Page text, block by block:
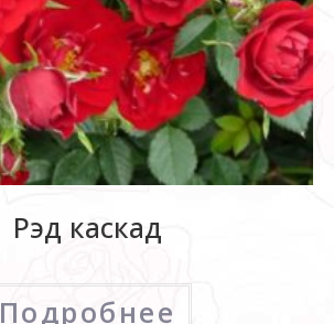
Рэд каскад
Подробнее